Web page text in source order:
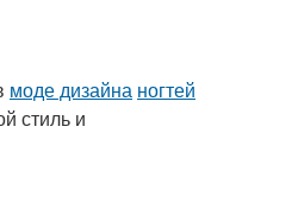
моде дизайна ногтей
стиль и